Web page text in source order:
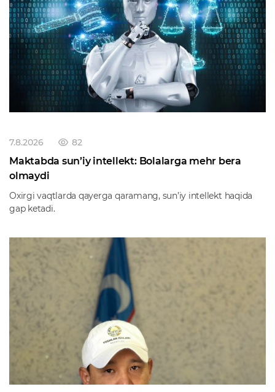
7.8.2026 82
Maktabda sun’iy intellekt: Bolalarga mehr bera
olmaydi
Oxirgi vaqtlarda qayerga qaramang, sun’iy intellekt haqida
gap ketadi.